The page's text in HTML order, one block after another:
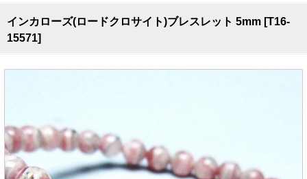
インカローズ(ロードクロサイト)ブレスレット 5mm [T16-
15571]